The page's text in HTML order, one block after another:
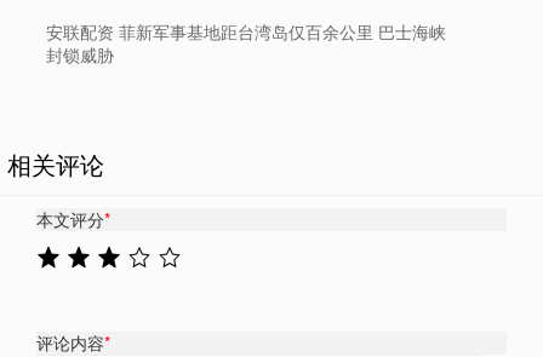
安联配资 菲新军事基地距台湾岛仅百余公里 巴士海峡
封锁威胁
相关评论
本文评分*
评论内容*